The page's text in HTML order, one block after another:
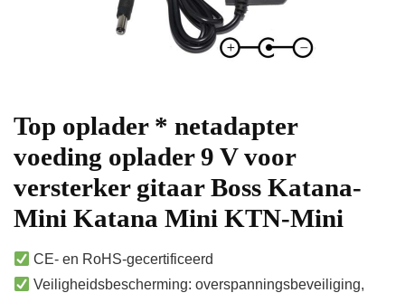
Top oplader * netadapter
voeding oplader 9 V voor
versterker gitaar Boss Katana-
Mini Katana Mini KTN-Mini
CE- en RoHS-gecertificeerd
Veiligheidsbescherming: overspanningsbeveiliging,